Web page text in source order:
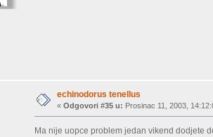
echinodorus tenellus
«Odgovori #35 u: Prosinac 11, 2003,
Ma nije uopce problem jedan vikend dodjete